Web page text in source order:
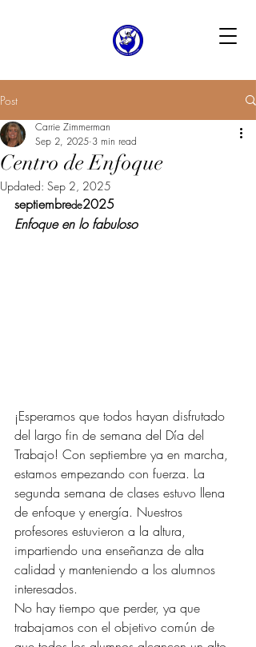
Post
Centro de Enfoque
Carrie Zimmerman
Sep 2, 2025 3 min read
Updated: Sep 2, 2025
septiembrede2025
Enfoque en lo fabuloso
¡Esperamos que todos hayan disfrutado
del largo fin de semana del Día del
Trabajo! Con septiembre ya en marcha,
estamos empezando con fuerza. La
segunda semana de clases estuvo llena
de enfoque y energía. Nuestros
profesores estuvieron a la altura,
impartiendo una enseñanza de alta
calidad y manteniendo a los alumnos
interesados.
No hay tiempo que perder, ya que
trabajamos con el objetivo común de